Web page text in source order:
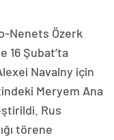
Nenets Özerk
16 Şubat’ta
Navalny için
Meryem Ana
Rus
törene